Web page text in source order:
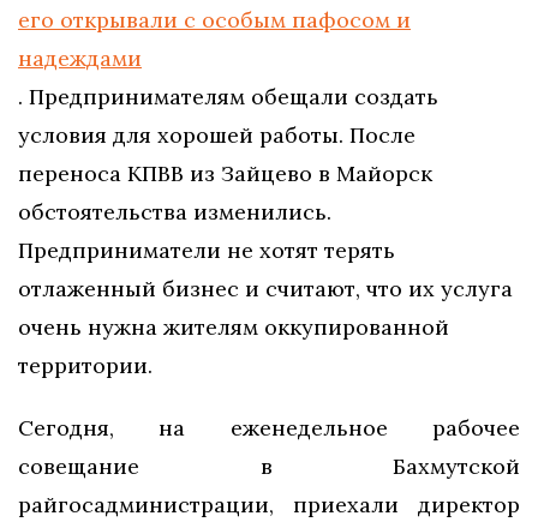
его открывали с особым пафосом и
надеждами
. Предпринимателям обещали создать
условия для хорошей работы. После
переноса КПВВ из Зайцево в Майорск
обстоятельства изменились.
Предприниматели не хотят терять
отлаженный бизнес и считают, что их услуга
очень нужна жителям оккупированной
территории.
Сегодня, на еженедельное рабочее
совещание в Бахмутской
райгосадминистрации, приехали директор